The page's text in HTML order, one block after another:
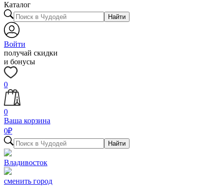
Каталог
Найти
Войти
получай скидки
и бонусы
0
0
Ваша корзина
0₽
Найти
Владивосток
сменить город